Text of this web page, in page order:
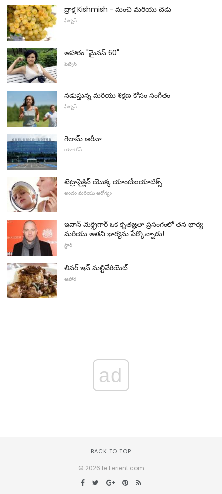
ద్రాక్ష Kishmish - మంచి మరియు చెడు
ఫిట్నెస్
ఆహారం "మైనస్ 60"
ఫిట్నెస్
నడుస్తున్న మరియు శిక్షణ కోసం సంగీతం
ఫిట్నెస్
గెలామ్ అరీనా
యూరోప్
టెట్రాసైక్లిన్ యొక్క యాంటీబయాటిక్స్
అందం మరియు ఆరోగ్యం
ఇవాన్ మెక్గ్రెగార్ ఒక కృతజ్ఞతా ప్రసంగంలో తన భార్య
మరియు అతని భార్యను పేర్కొన్నాడు!
స్టార్
లివర్ ఇన్ మల్టివేరియెట్
ఆహార
ad
BACK TO TOP
© 2026 te.tierient.com